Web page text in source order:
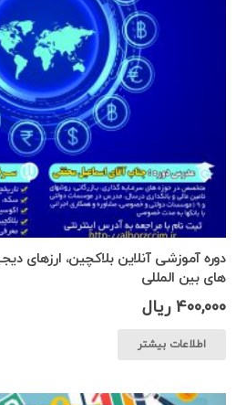
دوره آموزشی آنلاین بلاکچین، ارزهای
های بین المللی
400,000 ریال
اطلاعات بیشتر